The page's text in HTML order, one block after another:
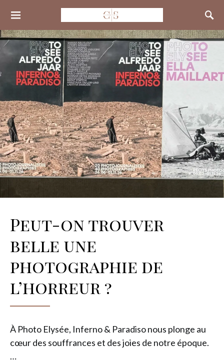
Search for:
Peut-on trouver
belle une
photographie de
l’horreur ?
À Photo Elysée, Inferno & Paradiso nous plonge au
cœur des souffrances et des joies de notre époque.
…